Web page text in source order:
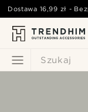
Szukaj
Dostawa 16,99 zł -